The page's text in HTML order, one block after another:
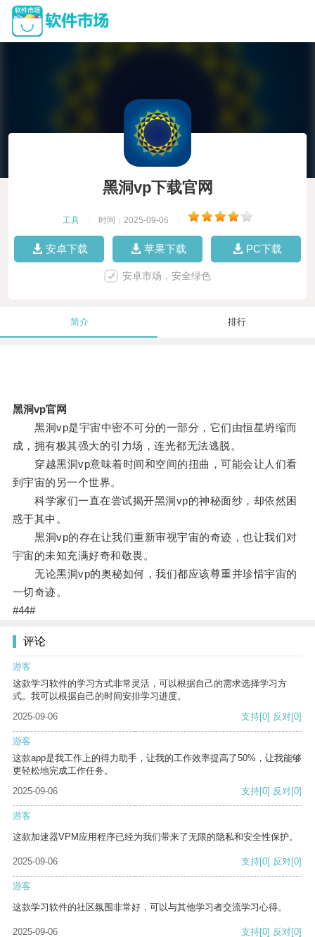
黑洞vp下载官网
工具 时间：2025-09-06
安卓下载 苹果下载 PC下载
安卓市场，安全绿色
简介 排行
黑洞vp官网
黑洞vp是宇宙中密不可分的一部分，它们由恒星坍缩而
成，拥有极其强大的引力场，连光都无法逃脱。
穿越黑洞vp意味着时间和空间的扭曲，可能会让人们看
到宇宙的另一个世界。
科学家们一直在尝试揭开黑洞vp的神秘面纱，却依然困
惑于其中。
黑洞vp的存在让我们重新审视宇宙的奇迹，也让我们对
宇宙的未知充满好奇和敬畏。
无论黑洞vp的奥秘如何，我们都应该尊重并珍惜宇宙的
一切奇迹。
#44#
评论
游客
这款学习软件的学习方式非常灵活，可以根据自己的需求选择学习方
式。我可以根据自己的时间安排学习进度。
2025-09-06
支持[0] 反对[0]
游客
这款app是我工作上的得力助手，让我的工作效率提高了50%，让我能够
更轻松地完成工作任务。
2025-09-06
支持[0] 反对[0]
游客
这款加速器VPM应用程序已经为我们带来了无限的隐私和安全性保护。
2025-09-06 支持[0] 反对[0]
游客
这款学习软件的社区氛围非常好，可以与其他学习者交流学习心得。
2025-09-06 支持[0] 反对[0]